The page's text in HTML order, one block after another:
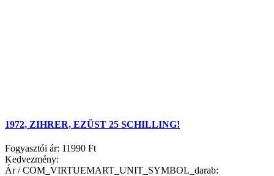
1972, ZIHRER, EZÜST 25 SCHILLING!
Fogyasztói ár: 11990 Ft
Kedvezmény:
Ár / COM_VIRTUEMART_UNIT_SYMBOL_darab: